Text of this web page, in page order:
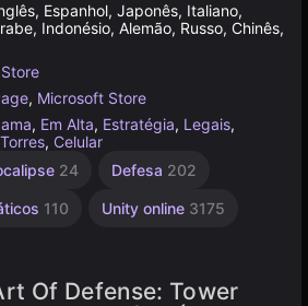
Espanhol, Japonês, Italiano,
Indonésio, Alemão, Russo, Chinês,
, Microsoft Store
, Em Alta, Estratégia, Legais,
, Celular
24 Defesa 202
110 Unity online 3175
Of Defense: Tower